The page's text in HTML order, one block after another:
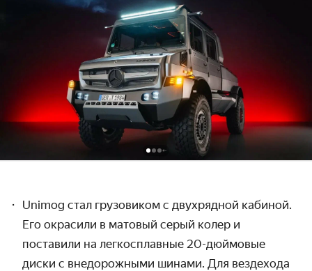
Unimog стал грузовиком с двухрядной кабиной.
Его окрасили в матовый серый колер и
поставили на легкосплавные 20-дюймовые
диски с внедорожными шинами. Для вездехода